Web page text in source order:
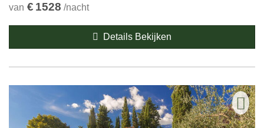
van € 1528 /nacht
Details Bekijken